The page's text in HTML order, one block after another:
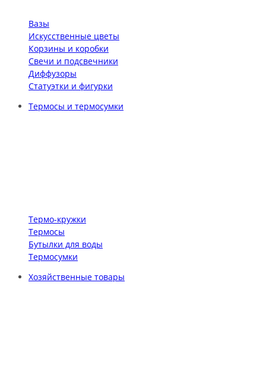
Вазы
Искусственные цветы
Корзины и коробки
Свечи и подсвечники
Диффузоры
Статуэтки и фигурки
Термосы и термосумки
Термо-кружки
Термосы
Бутылки для воды
Термосумки
Хозяйственные товары